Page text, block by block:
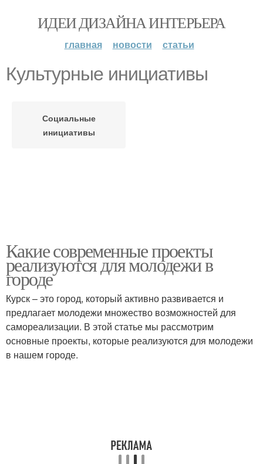
ИДЕИ ДИЗАЙНА ИНТЕРЬЕРА
главная новости статьи
Культурные инициативы
Социальные
инициативы
Какие современные проекты
реализуются для молодежи в
городе
Курск – это город, который активно развивается и
предлагает молодежи множество возможностей для
самореализации. В этой статье мы рассмотрим
основные проекты, которые реализуются для молодежи
в нашем городе.